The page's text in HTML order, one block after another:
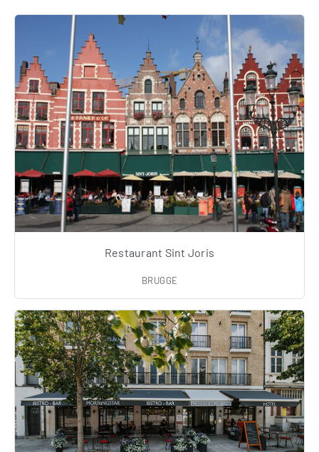
Restaurant Sint Joris
BRUGGE